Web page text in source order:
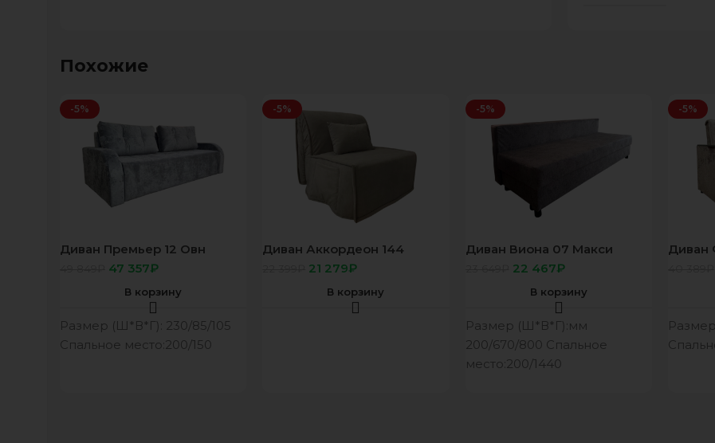
Похожие
-5%
Диван Премьер 12 Овн
47 357₽
В корзину
Размер (Ш*В*Г): 230/85/105
Спальное место:200/150
-5%
Диван Аккордеон 144
80/200 ультра дав
21 279₽
В корзину
-5%
Диван Виона 07 Макси
22 467₽
В корзину
Размер (Ш*В*Г):мм
200/670/800 Спальное
место:200/1440
-5%
Диван